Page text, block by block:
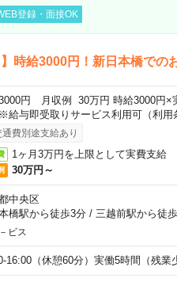
登録・面接OK
】時給3000円！新日本橋での
円 月収例 30万円 時給3000円×
給与即受取りサービス利用可（利用
通費別途支給あり
1ヶ月3万円を上限として実費支給
30万円～
中央区
橋駅から徒歩3分/ 三越前駅から徒
ビス
16:00（休憩60分）実働5時間（残業